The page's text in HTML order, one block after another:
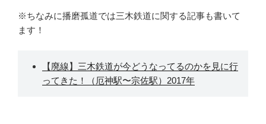
※ちなみに播磨孤道では三木鉄道に関する記事も書いて
ます！
【廃線】三木鉄道が今どうなってるのかを見に行
ってきた！（厄神駅〜宗佐駅）2017年